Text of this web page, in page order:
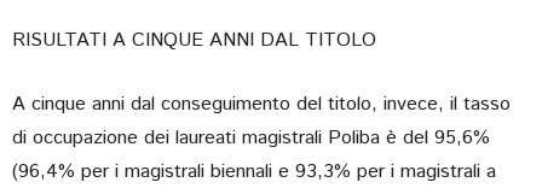
RISULTATI A CINQUE ANNI DAL TITOLO
A cinque anni dal conseguimento del titolo, invece, il tasso
di occupazione dei laureati magistrali Poliba è del 95,6%
(96,4% per i magistrali biennali e 93,3% per i magistrali a